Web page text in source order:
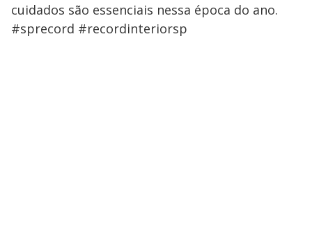
cuidados são essenciais nessa época do ano.
#sprecord #recordinteriorsp